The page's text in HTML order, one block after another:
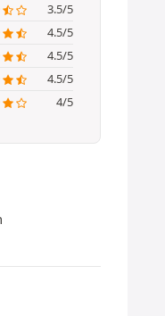
3.5/5
4.5/5
4.5/5
4.5/5
4/5